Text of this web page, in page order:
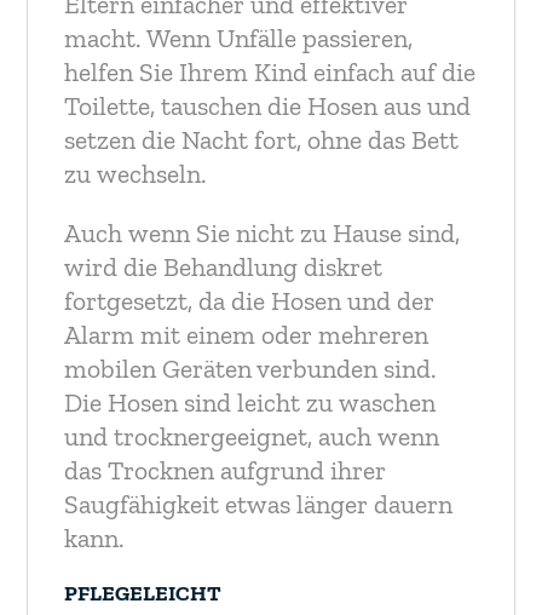
macht. Wenn Unfälle passieren,
helfen Sie Ihrem Kind einfach auf die
Toilette, tauschen die Hosen aus und
setzen die Nacht fort, ohne das Bett
zu wechseln.
Auch wenn Sie nicht zu Hause sind,
wird die Behandlung diskret
fortgesetzt, da die Hosen und der
Alarm mit einem oder mehreren
mobilen Geräten verbunden sind.
Die Hosen sind leicht zu waschen
und trocknergeeignet, auch wenn
das Trocknen aufgrund ihrer
Saugfähigkeit etwas länger dauern
kann.
PFLEGELEICHT